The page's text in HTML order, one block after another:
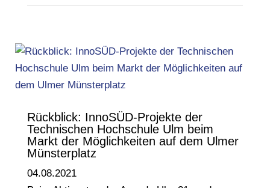
Rückblick: InnoSÜD-Projekte der
Technischen Hochschule Ulm beim
Markt der Möglichkeiten auf dem Ulmer
Münsterplatz
04.08.2021